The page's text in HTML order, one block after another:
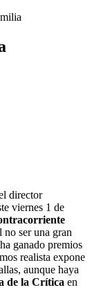
director
viernes 1 de
no ser una gran
ganado premios
realista expone
aunque haya
de la Crítica en